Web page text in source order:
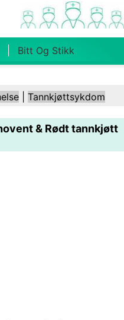
Bitt Og Stikk
Folkehelse Og
Helse
Tannkjøttsykdom
& Rødt tannkjøtt